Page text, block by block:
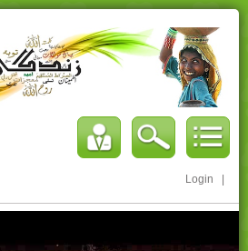
Login